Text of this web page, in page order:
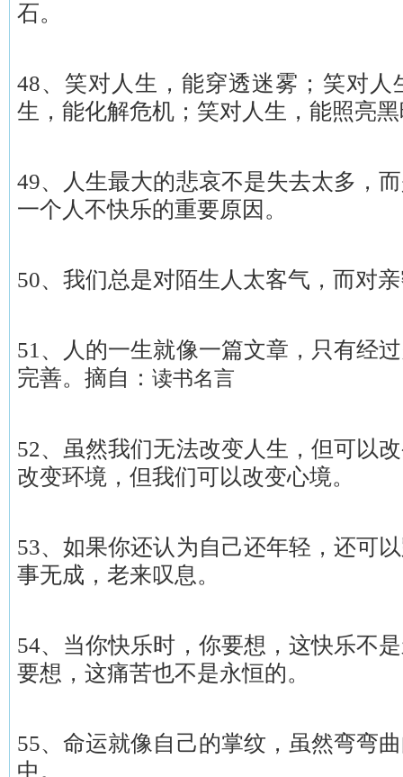
石。
48、笑对人生，能穿透迷雾；笑对
生，能化解危机；笑对人生，能照亮
49、人生最大的悲哀不是失去太多，
一个人不快乐的重要原因。
50、我们总是对陌生人太客气，而对
51、人的一生就像一篇文章，只有经
完善。摘自： 读书名言
52、虽然我们无法改变人生，但可以
改变环境，但我们可以改变心境。
53、如果你还认为自己还年轻，还可
事无成，老来叹息。
54、当你快乐时，你要想，这快乐不
要想，这痛苦也不是永恒的。
55、命运就像自己的掌纹，虽然弯弯
中。